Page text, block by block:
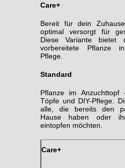
Care+
Bereit für dein
optimal versorgt für
Diese Variante bietet
vorbereitete Pflanze
Pflege.
Standard
Pflanze im
Töpfe und DIY-Pflege.
alle, die bereits den
Hause haben oder
eintopfen möchten.
Care+